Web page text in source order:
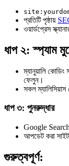
প্রতিটি পৃষ্ঠায়
ওয়ার্ডপ্রেস
ধাপ ২: স্প্যাম
ম্যানুয়ালি
ফেলুন।
সকল
ধাপ ৩: পুনরুদ্ধার
Google Search
আপডেট করা
গুরুত্বপূর্ণ: